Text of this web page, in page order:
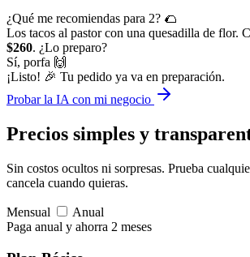
¿Qué me recomiendas para 2? 🌮
Los tacos al pastor con una quesadilla de flor.
$260. ¿Lo preparo?
Sí, porfa 🙌
¡Listo! 🎉 Tu pedido ya va en preparación.
Probar la IA con mi negocio
Precios simples y
Sin costos ocultos ni sorpresas. Prueba
cancela cuando quieras.
Mensual
Anual
Paga anual y ahorra 2 meses